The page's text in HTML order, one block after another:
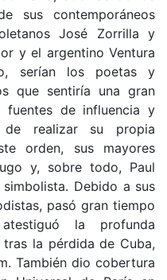
sus contemporáneos
José Zorrilla y
y el argentino Ventura
serían los poetas y
que sentiría una gran
fuentes de influencia y
realizar su propia
orden, sus mayores
y, sobre todo, Paul
Debido a sus
pasó gran tiempo
la profunda
la pérdida de Cuba,
También dio cobertura